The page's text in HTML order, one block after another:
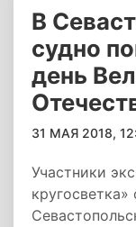
В
судно
день
31 МАЯ 2018,
Участники